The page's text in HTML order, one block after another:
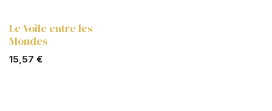
Le Voile entre les
Mondes
15,57 €